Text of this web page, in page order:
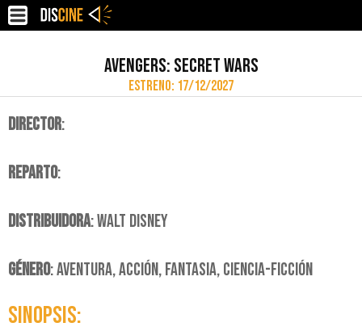
AVENGERS: SECRET WARS
ESTRENO: 17/12/2027
DIRECTOR:
REPARTO:
DISTRIBUIDORA: WALT DISNEY
GÉNERO: AVENTURA, ACCIÓN, FANTASIA, CIENCIA-FICCIÓN
SINOPSIS: